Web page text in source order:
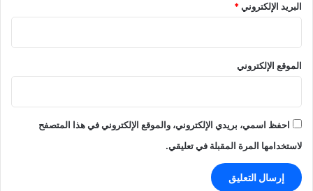
البريد الإلكتروني*
الموقع الإلكتروني
احفظ اسمي، بريدي الإلكتروني، والموقع الإلكتروني في هذا المتصفح
لاستخدامها المرة المقبلة في تعليقي.